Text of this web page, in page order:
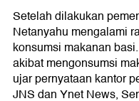
Setelah dilakukan
Netanyahu mengalami
konsumsi makanan
akibat mengonsumsi
ujar pernyataan kantor
JNS dan Ynet News,